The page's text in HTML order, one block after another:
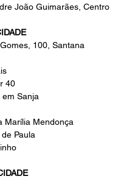
João Guimarães, Centro
100, Santana
40
em Sanja
Marília Mendonça
Paula